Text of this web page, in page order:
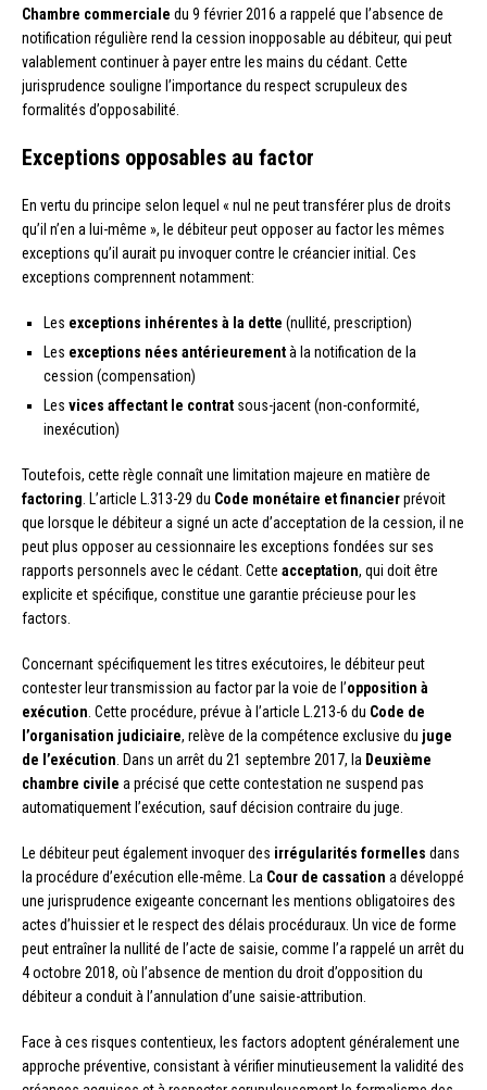
Chambre commerciale du 9 février 2016 a rappelé que l’absence de
notification régulière rend la cession inopposable au débiteur, qui peut
valablement continuer à payer entre les mains du cédant. Cette
jurisprudence souligne l’importance du respect scrupuleux des
formalités d’opposabilité.
Exceptions opposables au factor
En vertu du principe selon lequel « nul ne peut transférer plus de droits
qu’il n’en a lui-même », le débiteur peut opposer au factor les mêmes
exceptions qu’il aurait pu invoquer contre le créancier initial. Ces
exceptions comprennent notamment:
Les exceptions inhérentes à la dette (nullité, prescription)
Les exceptions nées antérieurementà la notification de la
cession (compensation)
Les vices affectant le contrat sous-jacent (non-conformité,
inexécution)
Toutefois, cette règle connaît une limitation majeure en matière de
factoring. L’article L.313-29 du Code monétaire et financierprévoit
que lorsque le débiteur a signé un acte d’acceptation de la cession, il ne
peut plus opposer au cessionnaire les exceptions fondées sur ses
rapports personnels avec le cédant. Cette acceptation, qui doit être
explicite et spécifique, constitue une garantie précieuse pour les
factors.
Concernant spécifiquement les titres exécutoires, le débiteur peut
contester leur transmission au factor par la voie de l’opposition à
exécution. Cette procédure, prévue à l’article L.213-6 du Code de
l’organisation judiciaire, relève de la compétence exclusive du juge
de l’exécution. Dans un arrêt du 21 septembre 2017, la Deuxième
chambre civile a précisé que cette contestation ne suspend pas
automatiquement l’exécution, sauf décision contraire du juge.
Le débiteur peut également invoquer des irrégularités formelles dans
la procédure d’exécution elle-même. La Cour de cassation a développé
une jurisprudence exigeante concernant les mentions obligatoires des
actes d’huissier et le respect des délais procéduraux. Un vice de forme
peut entraîner la nullité de l’acte de saisie, comme l’a rappelé un arrêt du
4 octobre 2018, où l’absence de mention du droit d’opposition du
débiteur a conduit à l’annulation d’une saisie-attribution.
Face à ces risques contentieux, les factors adoptent généralement une
approche préventive, consistant à vérifier minutieusement la validité des